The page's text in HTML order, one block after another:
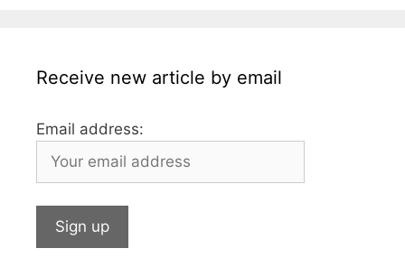
Receive new article by email
Email address: